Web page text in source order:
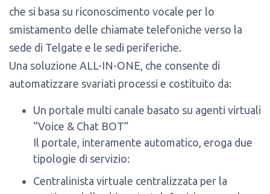
che si basa su riconoscimento vocale per lo
smistamento delle chiamate telefoniche verso la
sede di Telgate e le sedi periferiche.
Una soluzione ALL-IN-ONE, che consente di
automatizzare svariati processi e costituito da:
Un portale multi canale basato su agenti virtuali
“Voice & Chat BOT”
Il portale, interamente automatico, eroga due
tipologie di servizio:
Centralinista virtuale centralizzata per la